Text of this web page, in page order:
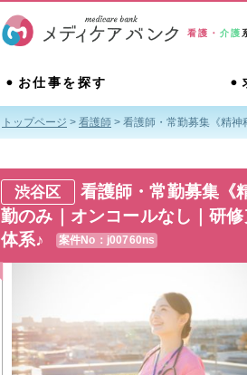
看護・介護
お仕事を探す
トップページ > 看護師 > 看護師・常勤募集《精神
渋谷区
看護師・常勤募集《
勤のみ｜オンコールなし｜研
体系♪
案件No：j00760ns